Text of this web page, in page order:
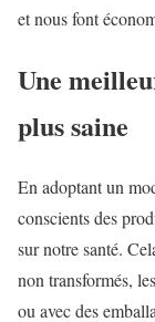
et nous font
Une
plus saine
En adoptant un
conscients des
sur notre santé.
non transformés,
ou avec des